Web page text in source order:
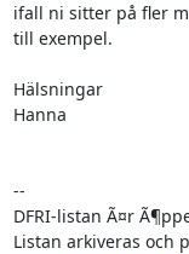
ifall ni sitter på fler
till exempel.
Hälsningar
Hanna
--
DFRI-listan Ã¤r
Listan arkiveras och